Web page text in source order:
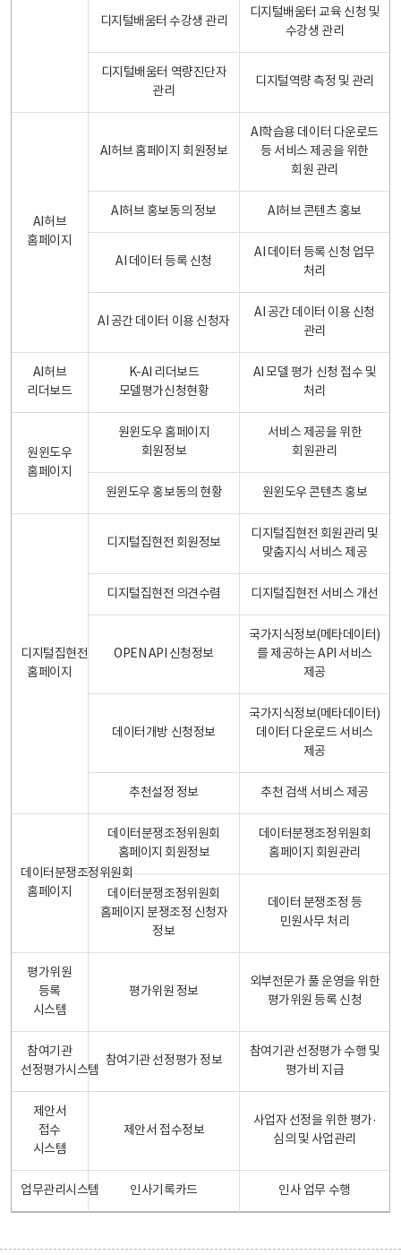
디지털배움터 수강생 관리
디지털배움터 교육 신청 및
수강생 관리
디지털배움터 역량진단자
관리
디지털역량 측정 및 관리
AI허브
홈페이지
AI허브 홈페이지 회원정보
AI학습용 데이터 다운로드
등 서비스 제공을 위한
회원 관리
AI허브 홍보동의 정보 AI허브 콘텐츠 홍보
AI 데이터 등록 신청
AI 데이터 등록 신청 업무
처리
AI 공간 데이터 이용 신청자
AI 공간 데이터 이용 신청
관리
AI허브
리더보드
K-AI 리더보드
모델평가신청현황
AI 모델 평가 신청 접수 및
처리
원윈도우
홈페이지
원윈도우 홈페이지
회원정보
서비스 제공을 위한
회원관리
원윈도우 홍보동의 현황 원윈도우 콘텐츠 홍보
디지털집현전
홈페이지
디지털집현전 회원정보
디지털집현전 회원관리 및
맞춤지식 서비스 제공
디지털집현전 의견수렴 디지털집현전 서비스 개선
OPEN API 신청정보
국가지식정보(메타데이터)
를 제공하는 API 서비스
제공
데이터개방 신청정보
국가지식정보(메타데이터)
데이터 다운로드 서비스
제공
추천설정 정보 추천 검색 서비스 제공
데이터분쟁조정위원회
홈페이지
데이터분쟁조정위원회
홈페이지 회원정보
데이터분쟁조정위원회
홈페이지 회원관리
데이터분쟁조정위원회
홈페이지 분쟁조정 신청자
정보
데이터 분쟁조정 등
민원사무 처리
평가위원
등록
시스템
평가위원 정보
외부전문가 풀 운영을 위한
평가위원 등록 신청
참여기관
선정평가시스템
참여기관 선정평가 정보
참여기관 선정평가 수행 및
평가비 지급
제안서
접수
시스템
제안서 접수정보
사업자 선정을 위한 평가·
심의 및 사업관리
업무관리시스템 인사기록카드 인사 업무 수행